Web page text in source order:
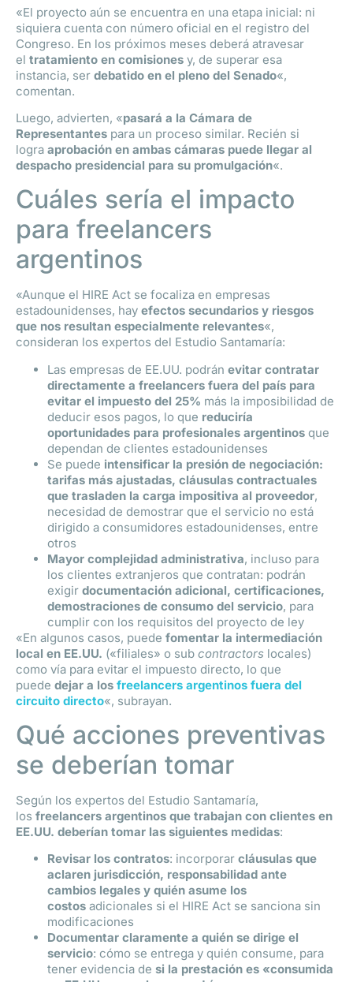
«El proyecto aún se encuentra en una etapa inicial: ni
siquiera cuenta con número oficial en el registro del
Congreso. En los próximos meses deberá atravesar
el tratamiento en comisiones y, de superar esa
instancia, ser debatido en el pleno del Senado«,
comentan.
Luego, advierten, «pasará a la Cámara de
Representantes para un proceso similar. Recién si
logra aprobación en ambas cámaras puede llegar al
despacho presidencial para su promulgación«.
Cuáles sería el impacto
para freelancers
argentinos
«Aunque el HIRE Act se focaliza en empresas
estadounidenses, hay efectos secundarios y riesgos
que nos resultan especialmente relevantes«,
consideran los expertos del Estudio Santamaría:
Las empresas de EE.UU. podrán evitar contratar
directamente a freelancers fuera del país para
evitar el impuesto del 25% más la imposibilidad de
deducir esos pagos, lo que reduciría
oportunidades para profesionales argentinos que
dependan de clientes estadounidenses
Se puede intensificar la presión de negociación:
tarifas más ajustadas, cláusulas contractuales
que trasladen la carga impositiva al proveedor,
necesidad de demostrar que el servicio no está
dirigido a consumidores estadounidenses, entre
otros
Mayor complejidad administrativa, incluso para
los clientes extranjeros que contratan: podrán
exigir documentación adicional, certificaciones,
demostraciones de consumo del servicio, para
cumplir con los requisitos del proyecto de ley
«En algunos casos, puede fomentar la intermediación
local en EE.UU. («filiales» o sub contractors locales)
como vía para evitar el impuesto directo, lo que
puede dejar a los freelancers argentinos fuera del
circuito directo«, subrayan.
Qué acciones preventivas
se deberían tomar
Según los expertos del Estudio Santamaría,
los freelancers argentinos que trabajan con clientes en
EE.UU. deberían tomar las siguientes medidas:
Revisar los contratos: incorporar cláusulas que
aclaren jurisdicción, responsabilidad ante
cambios legales y quién asume los
costos adicionales si el HIRE Act se sanciona sin
modificaciones
Documentar claramente a quién se dirige el
servicio: cómo se entrega y quién consume, para
tener evidencia de si la prestación es «consumida